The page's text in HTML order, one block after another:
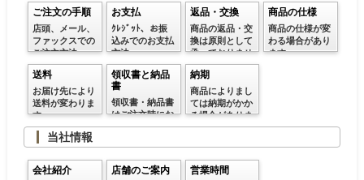
ご注文の手順
店頭、メール、
ファックスでの
ご注文方法
お支払
ｸﾚｼﾞｯﾄ、お振
込みでのお支払
方法
返品・交換
商品の返品・交
換は原則として
承っておりませ
ん
商品の仕様
商品の仕様が変
わる場合があり
ます
送料
お届け先により
送料が変わりま
す。
領収書と納品
書
領収書・納品書
はご注文時にお
申し付けくださ
納期
商品によりまし
ては納期がかか
る場合がありま
す
当社情報
会社紹介 店舗のご案内 営業時間